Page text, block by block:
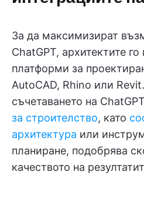
За да максимизират
ChatGPT, архитектите го
платформи за
AutoCAD, Rhino или
съчетаването на
за строителство, като
архитектура или
планиране, подобрява
качеството на